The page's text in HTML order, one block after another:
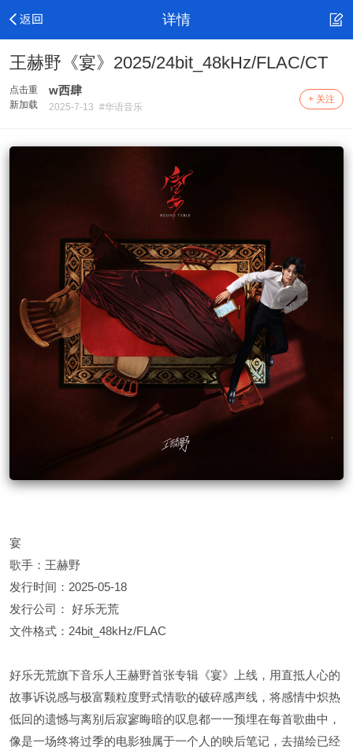
详情
王赫野《宴》2025/24bit_48kHz/FLAC/CT
点击重
新加载
w西肆
2025-7-13 #华语音乐
+ 关注
宴
歌手：王赫野
发行时间：2025-05-18
发行公司： 好乐无荒
文件格式：24bit_48kHz/FLAC
好乐无荒旗下音乐人王赫野首张专辑《宴》上线，用直抵人心的
故事诉说感与极富颗粒度野式情歌的破碎感声线，将感情中炽热
低回的遗憾与离别后寂寥晦暗的叹息都一一预埋在每首歌曲中，
像是一场终将过季的电影独属于一个人的映后笔记，去描绘已经